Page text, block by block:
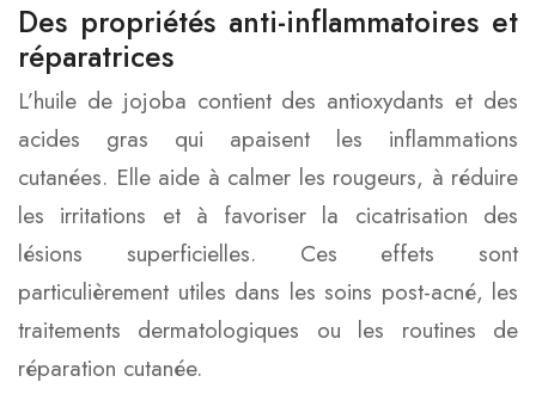
Des propriétés anti-inflammatoires et
réparatrices
L’huile de jojoba contient des antioxydants et des
acides gras qui apaisent les inflammations
cutanées. Elle aide à calmer les rougeurs, à réduire
les irritations et à favoriser la cicatrisation des
lésions superficielles. Ces effets sont
particulièrement utiles dans les soins post-acné, les
traitements dermatologiques ou les routines de
réparation cutanée.